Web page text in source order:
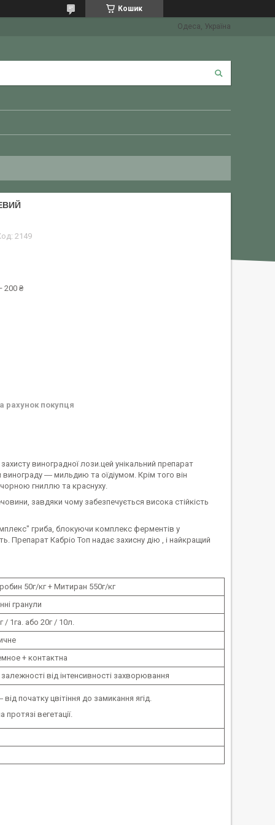
Кошик
Одеса, Україна
2149
200 ₴
рахунок покупця
виноградної лози.цей унікальний препарат
― мильдию та оїдіумом. Крім того він
гниллю та краснуху.
завдяки чому забезпечується висока стійкість
гриба, блокуючи комплекс ферментів у
Препарат Кабріо Топ надає захисну дію , і найкращий
50г/кг + Митиран 550г/кг
гранули
/ 1га. або 20г / 10л.
+ контактна
від інтенсивності захворювання
початку цвітіння до замикання ягід.
вегетації.